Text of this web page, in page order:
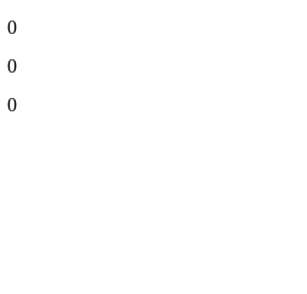
0
0
0